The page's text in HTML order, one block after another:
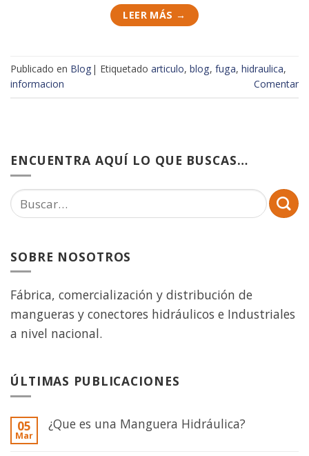
LEER MÁS →
Publicado en Blog | Etiquetado articulo, blog, fuga, hidraulica,
informacion
Comentar
ENCUENTRA AQUÍ LO QUE BUSCAS…
SOBRE NOSOTROS
Fábrica, comercialización y distribución de
mangueras y conectores hidráulicos e Industriales
a nivel nacional.
ÚLTIMAS PUBLICACIONES
05
Mar
¿Que es una Manguera Hidráulica?